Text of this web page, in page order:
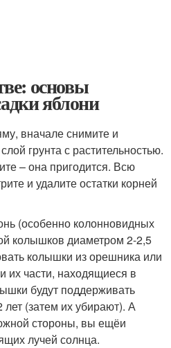
основы
яблони
вначале снимите и
грунта с растительностью.
– она пригодится. Всю
и удалите остатки корней
(особенно колонновидных
колышков диаметром 2-2,5
колышки из орешника или
их части, находящиеся в
будут поддерживать
(затем их убирают). А
стороны, вы ещёи
лучей солнца.